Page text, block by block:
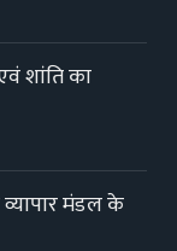
शांति का
मंडल के